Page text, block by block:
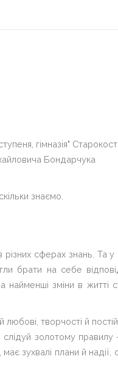
гімназія"
Бондарчука
знаємо.
різних сферах знань. Та
брати на себе
зміни в житті
творчості й
золотому правилу
зухвалі плани й надії,